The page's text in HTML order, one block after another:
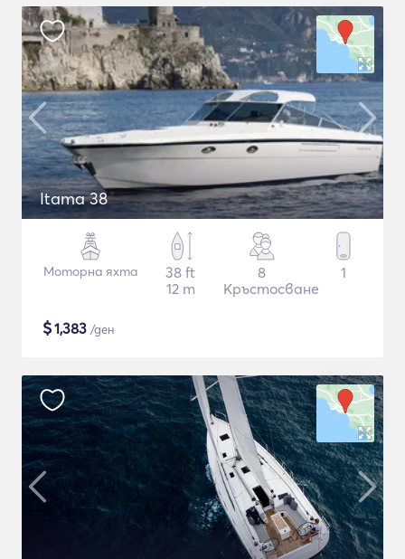
Itama 38
Моторна яхта
38 ft
12 m
8
Кръстосване
1
$1,383 /ден